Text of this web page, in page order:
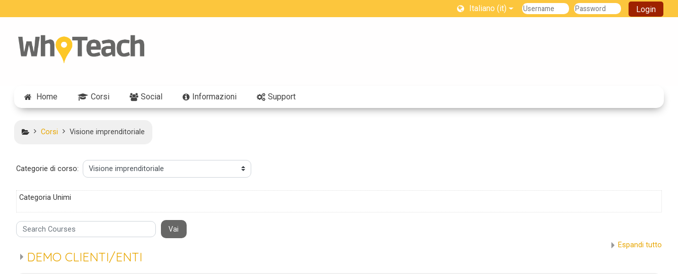
Italiano ‎(it)‎ Login
Home Corsi Social Informazioni Support
Corsi Visione imprenditoriale
Categorie di corso:
Categoria Unimi
Courses Vai
Espandi tutto
DEMO CLIENTI/ENTI